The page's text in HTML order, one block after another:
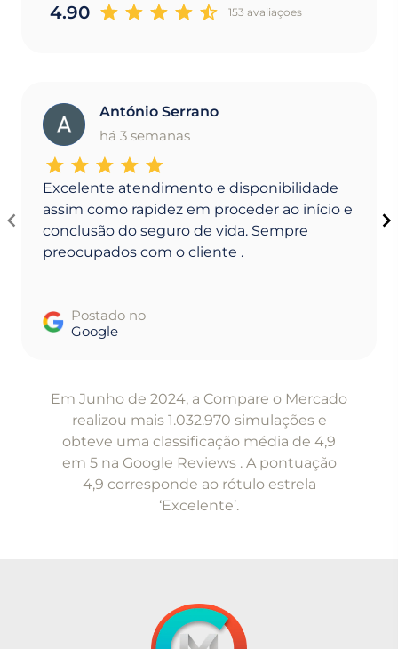
4.90 153 avaliaçoes
A
António Serrano
há 3 semanas
Excelente atendimento e disponibilidade
assim como rapidez em proceder ao início e
conclusão do seguro de vida. Sempre
preocupados com o cliente .
Postado no
Google
Em Junho de 2024, a Compare o Mercado
realizou mais 1.032.970 simulações e
obteve uma classificação média de 4,9
em 5 na Google Reviews . A pontuação
4,9 corresponde ao rótulo estrela
‘Excelente’.